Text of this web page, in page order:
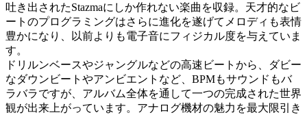
吐き出されたStazmaにしか作れない楽曲を収録。天才的なビ
ートのプログラミングはさらに進化を遂げてメロディも表情
豊かになり、以前よりも電子音にフィジカル度を与えていま
す。
ドリルンベースやジャングルなどの高速ビートから、ダビー
なダウンビートやアンビエントなど、BPMもサウンドもバ
ラバラですが、アルバム全体を通して一つの完成された世界
観が出来上がっています。アナログ機材の魅力を最大限引き